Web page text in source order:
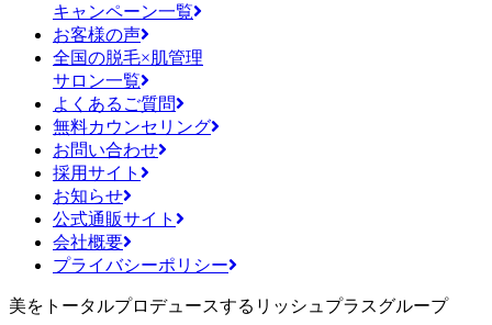
キャンペーン一覧
お客様の声
全国の脱毛×肌管理
サロン一覧
よくあるご質問
無料カウンセリング
お問い合わせ
採用サイト
お知らせ
公式通販サイト
会社概要
プライバシーポリシー
美をトータルプロデュースするリッシュプラスグループ